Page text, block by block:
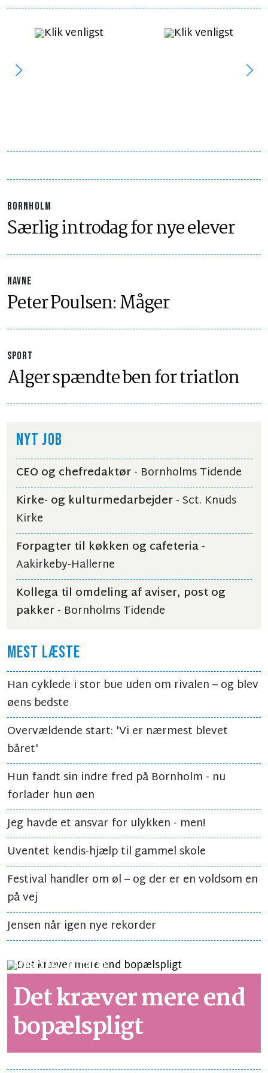
BORNHOLM
Særlig introdag for nye elever
NAVNE
Peter Poulsen: Måger
SPORT
Alger spændte ben for triatlon
NYT JOB
CEO og chefredaktør- Bornholms Tidende
Kirke- og kulturmedarbejder- Sct. Knuds
Kirke
Forpagter til køkken og cafeteria-
Aakirkeby-Hallerne
Kollega til omdeling af aviser, post og
pakker- Bornholms Tidende
MEST LÆSTE
Han cyklede i stor bue uden om rivalen – og blev
øens bedste
Overvældende start: 'Vi er nærmest blevet
båret'
Hun fandt sin indre fred på Bornholm - nu
forlader hun øen
Jeg havde et ansvar for ulykken - men!
Uventet kendis-hjælp til gammel skole
Festival handler om øl – og der er en voldsom en
på vej
Jensen når igen nye rekorder
SYNSPUNKTLÆSETID 2 MIN.
Det kræver mere end
bopælspligt